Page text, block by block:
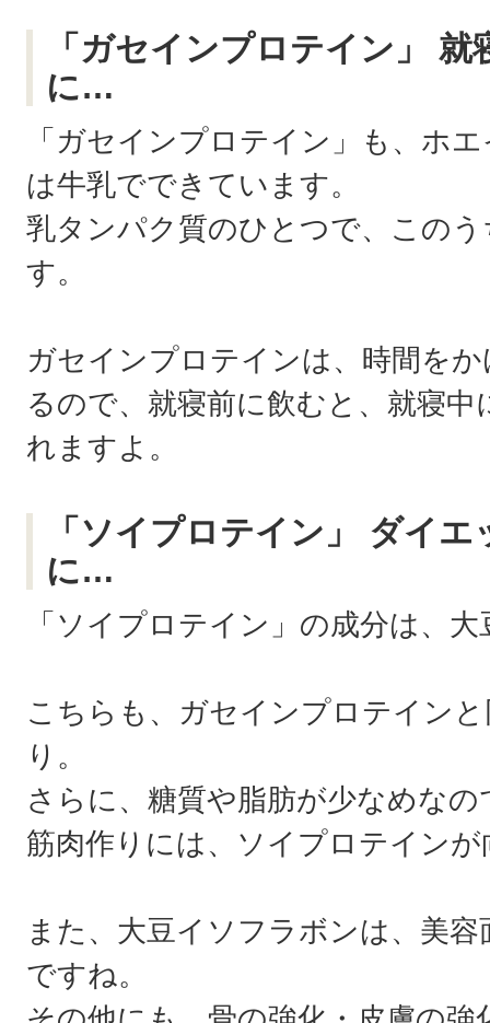
「ガセインプロテイン」
に…
「ガセインプロテイン」も、ホ
は牛乳でできています。
乳タンパク質のひとつで、この
す。
ガセインプロテインは、時間を
るので、就寝前に飲むと、就寝
れますよ。
「ソイプロテイン」 ダイ
に…
「ソイプロテイン」の成分は、
こちらも、ガセインプロテイン
り。
さらに、糖質や脂肪が少なめな
筋肉作りには、ソイプロテイン
また、大豆イソフラボンは、美
ですね。